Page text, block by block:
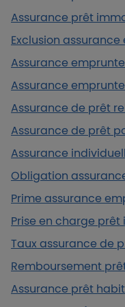
Assurance prêt
Exclusion
Assurance
Assurance
Assurance de prêt
Assurance de prêt
Assurance
Obligation
Prime assurance
Prise en charge
Taux assurance de
Remboursement
Assurance prêt